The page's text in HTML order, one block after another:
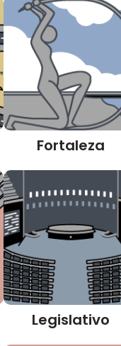
Fortaleza
Legislativo